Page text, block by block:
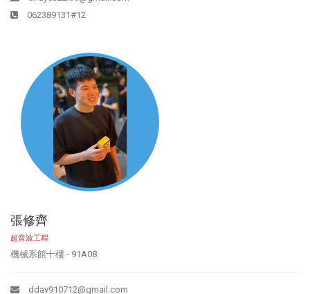
062389131#12
張修齊
超音波工程
機械系館十樓 - 91A08
ddav910712@gmail.com